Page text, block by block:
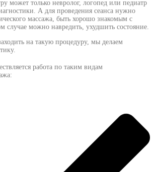
может только невролог, логопед или педиатр
А для проведения сеанса нужно
массажа, быть хорошо знакомым с
случае можно навредить, ухудшить состояние.
на такую процедуру, мы делаем
работа по таким видам